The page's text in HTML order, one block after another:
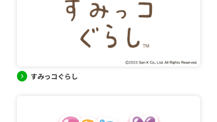
すみっコぐらし